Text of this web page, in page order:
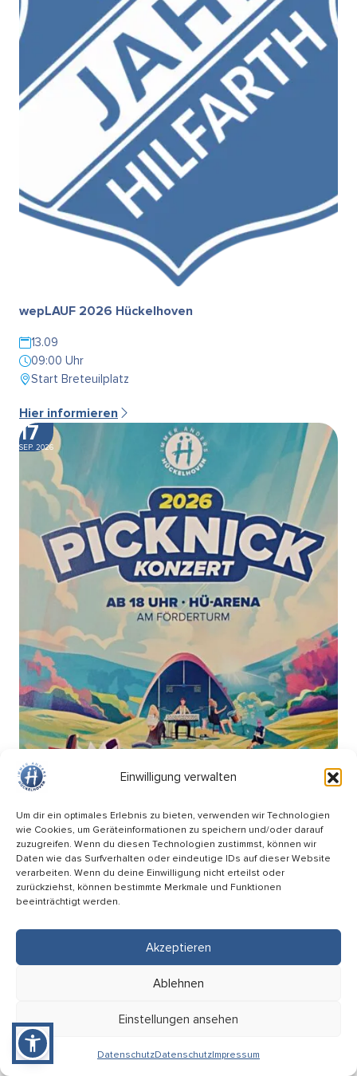
Einwilligung verwalten
Um dir ein optimales Erlebnis zu bieten, verwenden wir Technologien
wie Cookies, um Geräteinformationen zu speichern und/oder darauf
zuzugreifen. Wenn du diesen Technologien zustimmst, können wir
Daten wie das Surfverhalten oder eindeutige IDs auf dieser Website
verarbeiten. Wenn du deine Einwilligung nicht erteilst oder
zurückziehst, können bestimmte Merkmale und Funktionen
beeinträchtigt werden.
Akzeptieren
Ablehnen
Einstellungen ansehen
DatenschutzDatenschutzImpressum
wepLAUF 2026 Hückelhoven
13.09
09:00 Uhr
Start Breteuilplatz
Hier informieren
17
SEP. 2026
Picknick Konzert – Mitsing-Konzert mit den
HÜ-Arena am Förderturm
Eintritt: Frei